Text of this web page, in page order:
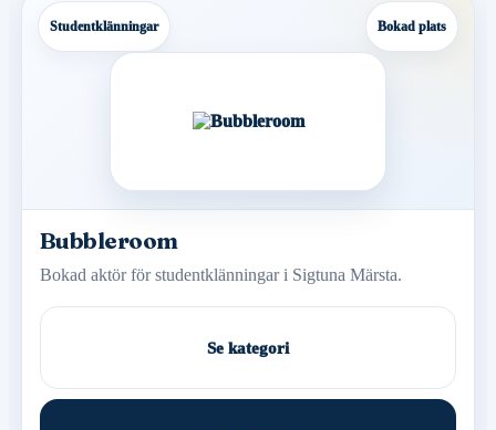
Studentklänningar Bokad plats
Bubbleroom
Bokad aktör för studentklänningar i Sigtuna Märsta.
Se kategori